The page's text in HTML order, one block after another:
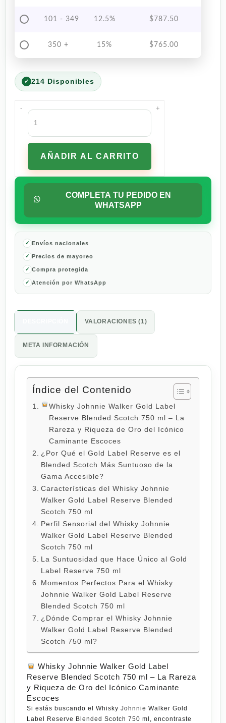
101 - 349 12.5% $ 787.50
350 + 15% $ 765.00
214 Disponibles
-
Whisky
Johnnie
Walker
Gold
Label
Reserve
Blended
750
AÑADIR AL CARRITO
+
COMPLETA TU PEDIDO EN
WHATSAPP
Envíos nacionales
Precios de mayoreo
Compra protegida
Atención por WhatsApp
VALORACIONES (1)
META INFORMACIÓN
Índice del Contenido
Whisky Johnnie Walker Gold Label
Reserve Blended Scotch 750 ml – La
Rareza y Riqueza de Oro del Icónico
Caminante Escoces
¿Por Qué el Gold Label Reserve es el
Blended Scotch Más Suntuoso de la
Gama Accesible?
Características del Whisky Johnnie
Walker Gold Label Reserve Blended
Scotch 750 ml
Perfil Sensorial del Whisky Johnnie
Walker Gold Label Reserve Blended
Scotch 750 ml
La Suntuosidad que Hace Único al Gold
Label Reserve 750 ml
Momentos Perfectos Para el Whisky
Johnnie Walker Gold Label Reserve
Blended Scotch 750 ml
¿Dónde Comprar el Whisky Johnnie
Walker Gold Label Reserve Blended
Scotch 750 ml?
Whisky Johnnie Walker Gold Label
Reserve Blended Scotch 750 ml – La Rareza
y Riqueza de Oro del Icónico Caminante
Escoces
Si estás buscando el Whisky Johnnie Walker Gold
Label Reserve Blended Scotch 750 ml
, encontraste